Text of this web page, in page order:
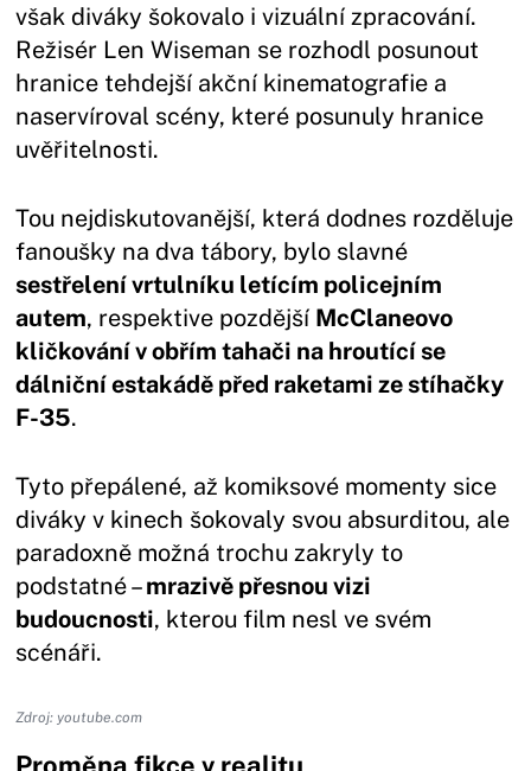
však diváky šokovalo i vizuální zpracování.
Režisér Len Wiseman se rozhodl posunout
hranice tehdejší akční kinematografie a
naservíroval scény, které posunuly hranice
uvěřitelnosti.
Tou nejdiskutovanější, která dodnes rozděluje
fanoušky na dva tábory, bylo slavné
sestřelení vrtulníku letícím policejním
autem, respektive pozdější McClaneovo
kličkování v obřím tahači na hroutící se
dálniční estakádě před raketami ze stíhačky
F-35.
Tyto přepálené, až komiksové momenty sice
diváky v kinech šokovaly svou absurditou, ale
paradoxně možná trochu zakryly to
podstatné –mrazivě přesnou vizi
budoucnosti, kterou film nesl ve svém
scénáři.
Zdroj: youtube.com